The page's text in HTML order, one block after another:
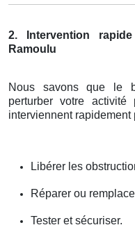
2. Intervention
Ramoulu
Nous savons que le
perturber votre activité
interviennent rapidement
Libérer les
Réparer ou
Tester et sécuriser.